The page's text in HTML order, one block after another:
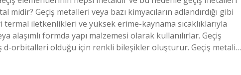
midir? Geçiş metalleri veya bazı kimyacıların adlandırdığı gibi
iletkenlikleri ve yüksek erime-kaynama sıcaklıklarıyla
formda yapı malzemesi olarak kullanılırlar. Geçiş
d-orbitalleri olduğu için renkli bileşikler oluşturur. Geçiş metali…